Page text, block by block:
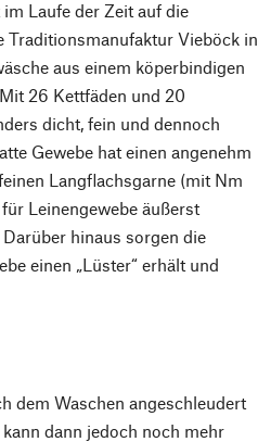
Laufe der Zeit auf die
Traditionsmanufaktur Vieböck in
aus einem köperbindigen
26 Kettfäden und 20
dicht, fein und dennoch
Gewebe hat einen angenehm
Langflachsgarne (mit Nm
Leinengewebe äußerst
hinaus sorgen die
einen „Lüster“ erhält und
dem Waschen angeschleudert
dann jedoch noch mehr